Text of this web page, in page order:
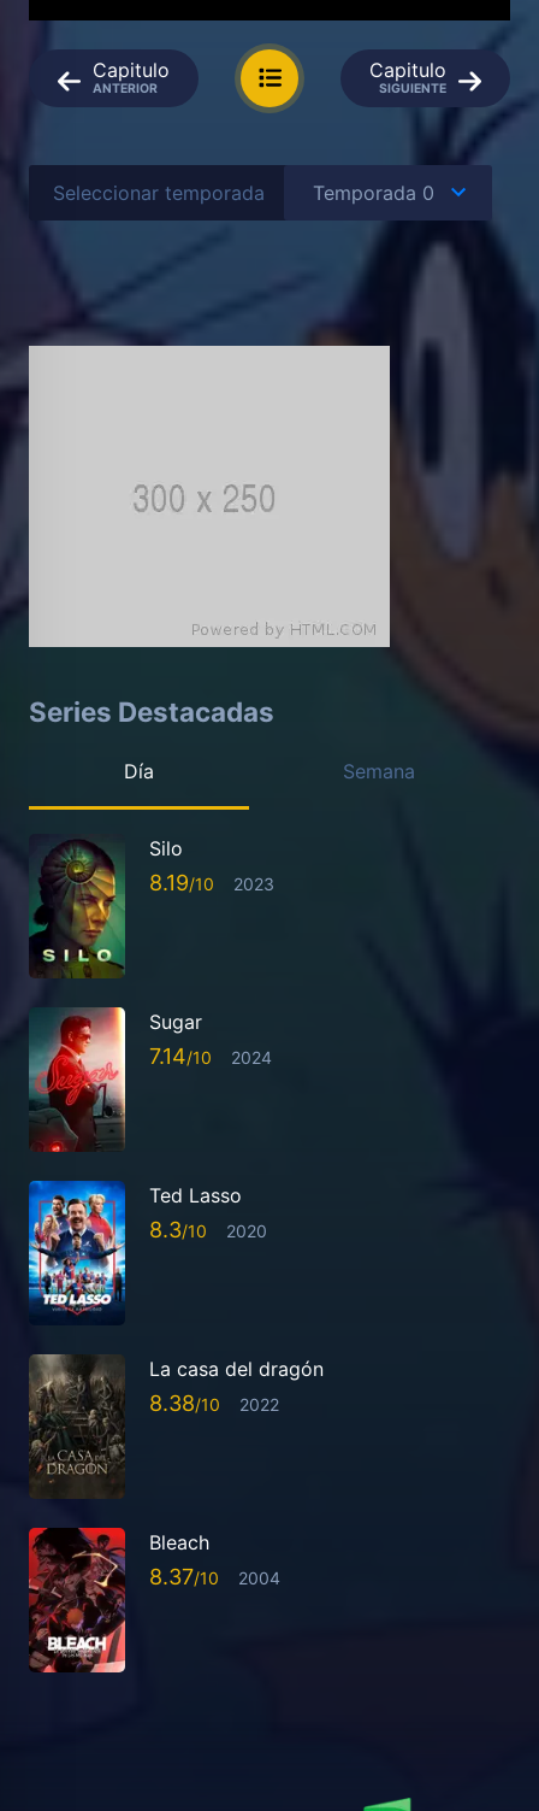
Capitulo
ANTERIOR
Capitulo
SIGUIENTE
Seleccionar temporada
Series Destacadas
Día Semana
Silo
8.19 2023
Sugar
7.14 2024
Ted Lasso
8.3 2020
La casa del dragón
8.38 2022
Bleach
8.37 2004